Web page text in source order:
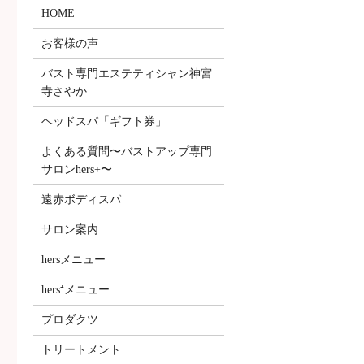
HOME
お客様の声
バスト専門エステティシャン神宮
寺さやか
ヘッドスパ「ギフト券」
よくある質問〜バストアップ専門
サロンhers+〜
遠赤ボディスパ
サロン案内
hersメニュー
hers⁺メニュー
プロダクツ
トリートメント